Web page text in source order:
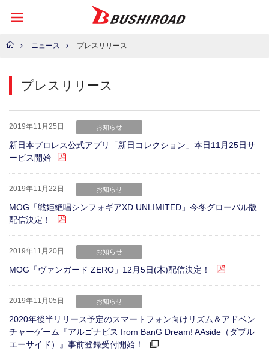
ニュース プレスリリース
プレスリリース
2019年11月25日 お知らせ
新日本プロレス公式アプリ「新日コレクション」本日11月25日サ
ービス開始
2019年11月22日 お知らせ
MOG「戦姫絶唱シンフォギアXD UNLIMITED」今冬グローバル版
配信決定！
2019年11月20日 お知らせ
MOG「ヴァンガード ZERO」12月5日(木)配信決定！
2019年11月05日 お知らせ
2020年後半リリース予定のスマートフォン向けリズム＆アドベン
チャーゲーム『アルゴナビス from BanG Dream! AAside（ダブル
エーサイド）』事前登録受付開始！